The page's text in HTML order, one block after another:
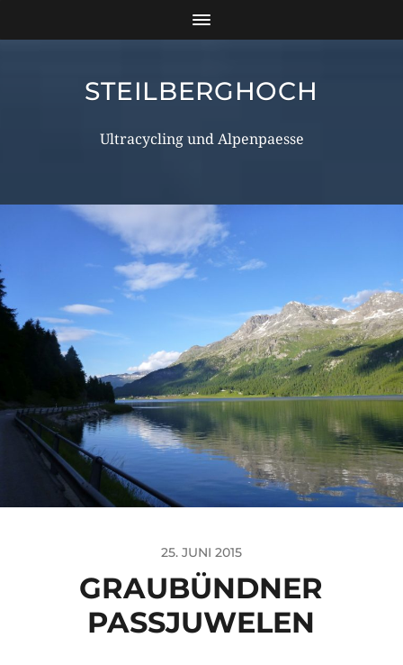
STEILBERGHOCH
Ultracycling und Alpenpaesse
25. JUNI 2015
GRAUBÜNDNER
PASSJUWELEN